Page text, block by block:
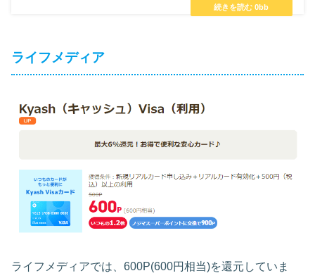
ライフメディア
ライフメディアでは、600P(600円相当)を還元していま